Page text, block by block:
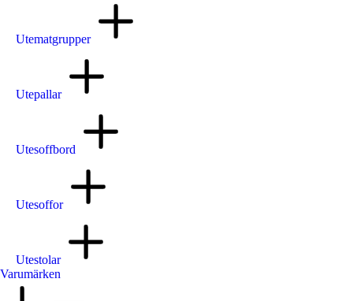
Utematgrupper
Utepallar
Utesoffbord
Utesoffor
Utestolar
Varumärken